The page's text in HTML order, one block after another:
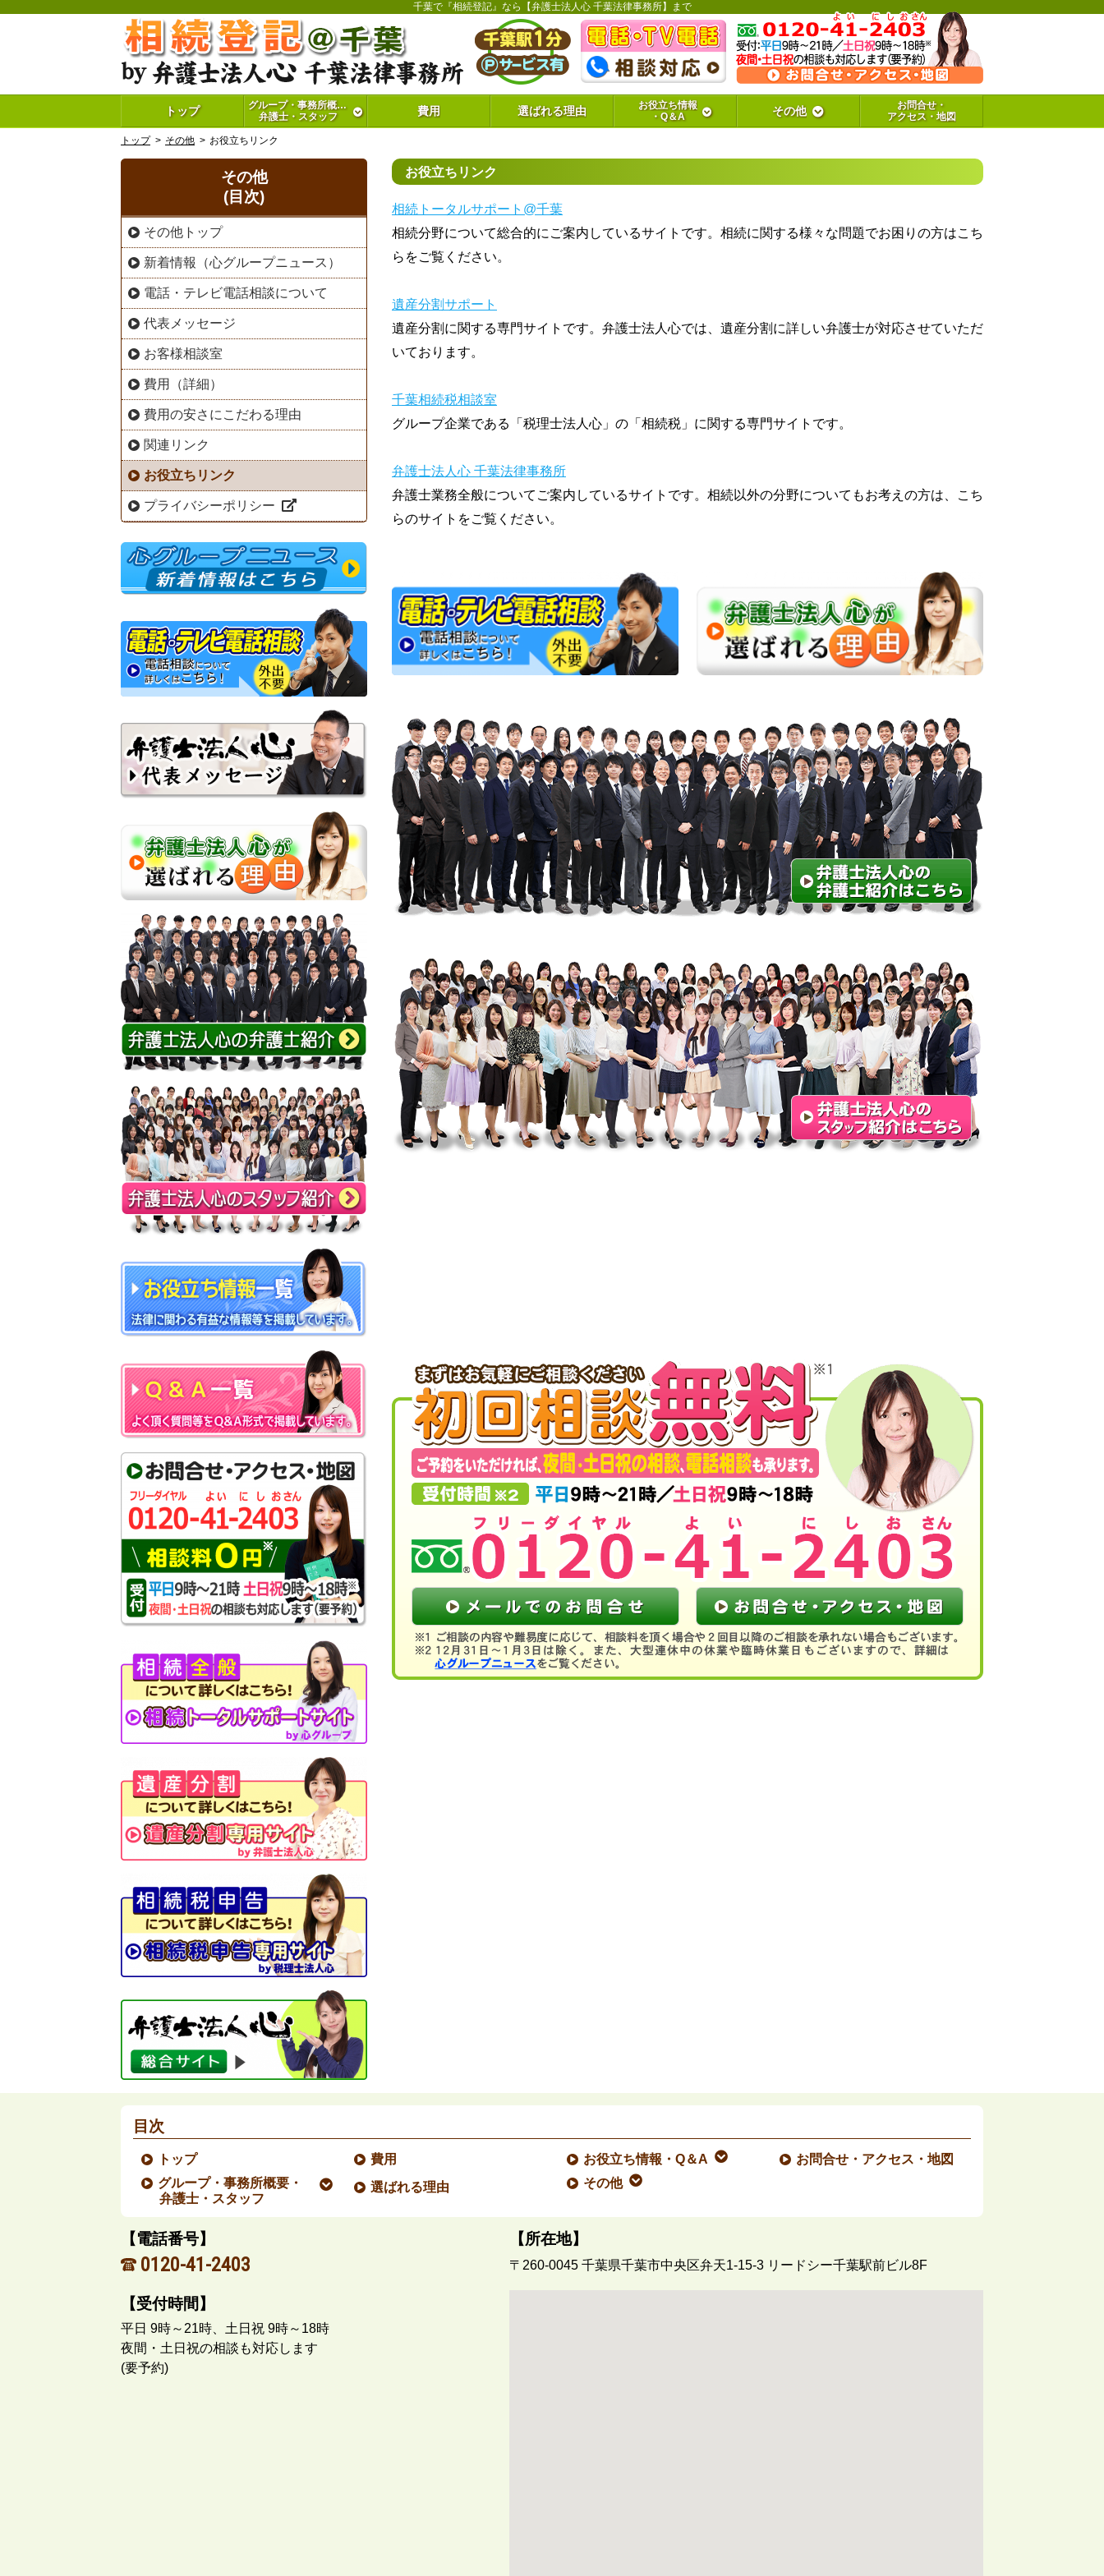
千葉で『相続登記』なら【弁護士法人心 千葉法律事務所】まで
トップ
グループ・事務所概要・
弁護士・スタッフ
費用 選ばれる理由
お役立ち情報
・Q＆A
その他
お問合せ・
アクセス・地図
トップ その他 お役立ちリンク
お役立ちリンク
相続トータルサポート@千葉
相続分野について総合的にご案内しているサイトです。相続に関する様々な問題でお困りの方はこち
らをご覧ください。
遺産分割サポート
遺産分割に関する専門サイトです。弁護士法人心では、遺産分割に詳しい弁護士が対応させていただ
いております。
千葉相続税相談室
グループ企業である「税理士法人心」の「相続税」に関する専門サイトです。
弁護士法人心 千葉法律事務所
弁護士業務全般についてご案内しているサイトです。相続以外の分野についてもお考えの方は、こち
らのサイトをご覧ください。
その他
(目次)
その他トップ
新着情報（心グループニュース）
電話・テレビ電話相談について
代表メッセージ
お客様相談室
費用（詳細）
費用の安さにこだわる理由
関連リンク
お役立ちリンク
プライバシーポリシー
目次
トップ
グループ・事務所概要・
弁護士・スタッフ
費用
選ばれる理由
お役立ち情報・Q＆A
その他
お問合せ・アクセス・地図
【電話番号】
0120-41-2403
【受付時間】
平日 9時～21時、土日祝 9時～18時
夜間・土日祝の相談も対応します
(要予約)
【所在地】
〒260-0045千葉県千葉市中央区弁天1-15-3 リードシー千葉駅前ビル8F